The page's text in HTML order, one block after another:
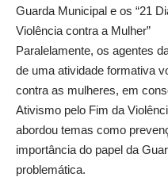
Guarda Municipal e os “21
Violência contra a Mulher”
Paralelamente, os agentes
de uma atividade formativa
contra as mulheres, em
Ativismo pelo Fim da
abordou temas como
importância do papel da
problemática.